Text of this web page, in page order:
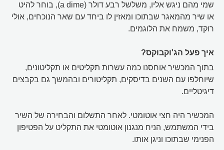
שמי מהם ניגש אליו, משלשל רבע דולר (a dime), בוחר להיט
או שיר מהמאגר שבתוכו ומאזין לו ביחד עם שאר הנוכחים, אולי
רוקד, משמח את הלוגמים.
איך פעל הג'וקבוקס?
בתוך המכשיר אוחסנו כמה עשרות תקליטים או תקליטונים,
שיוחלפו עם השנים בדיסקים, תקליטורים ובהמשך גם בקבצים
דיגיטליים.
המכשיר היה חצי אוטומטי. לאחר התשלום והבחירה של השיר
בידי המשתמש, הניח מנגנון אוטומטי את התקליט על הפטיפון
הפנימי שבתוכו וניגן אותו.